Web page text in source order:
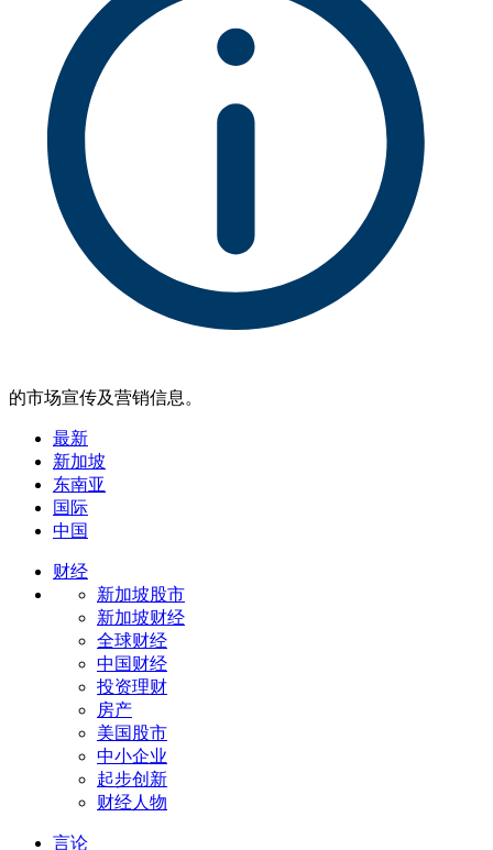
的市场宣传及营销信息。
最新
新加坡
东南亚
国际
中国
财经
新加坡股市
新加坡财经
全球财经
中国财经
投资理财
房产
美国股市
中小企业
起步创新
财经人物
言论